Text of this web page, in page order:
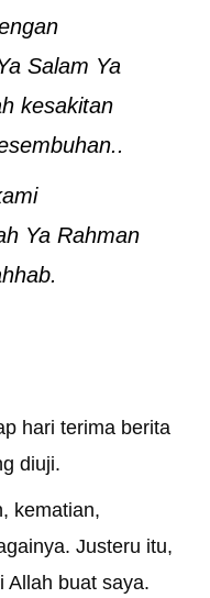
Salam Ya
kesakitan
Ya Rahman
hari terima berita
diuji.
kematian,
Justeru itu,
Allah buat saya.